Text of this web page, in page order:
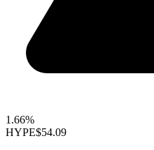
1.66%
HYPE$54.09